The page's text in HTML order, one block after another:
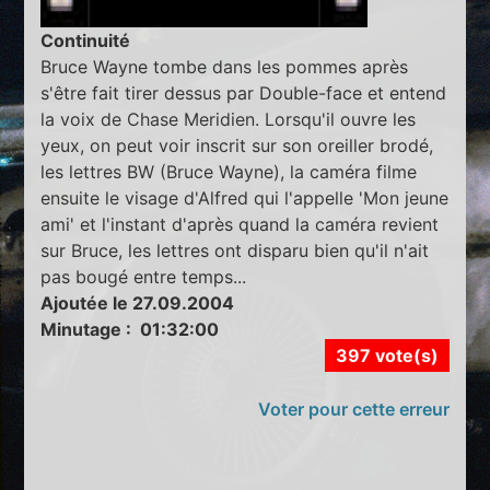
Continuité
Bruce Wayne tombe dans les pommes après
s'être fait tirer dessus par Double-face et entend
la voix de Chase Meridien. Lorsqu'il ouvre les
yeux, on peut voir inscrit sur son oreiller brodé,
les lettres BW (Bruce Wayne), la caméra filme
ensuite le visage d'Alfred qui l'appelle 'Mon jeune
ami' et l'instant d'après quand la caméra revient
sur Bruce, les lettres ont disparu bien qu'il n'ait
pas bougé entre temps...
Ajoutée le 27.09.2004
Minutage : 01:32:00
397 vote(s)
Voter pour cette erreur